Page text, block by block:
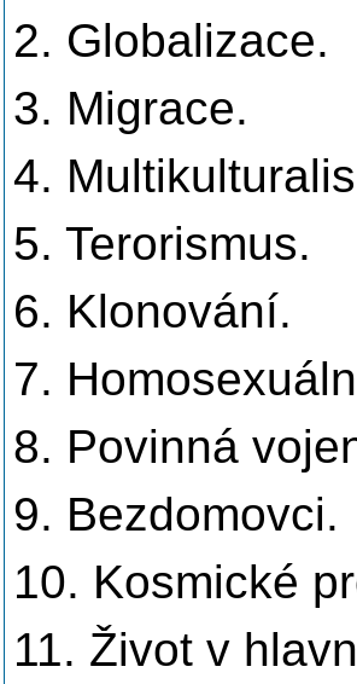
2. Globalizace.
3. Migrace.
4.
5. Terorismus.
6. Klonování.
7.
8. Povinná
9. Bezdomovci.
10. Kosmické
11. Život v